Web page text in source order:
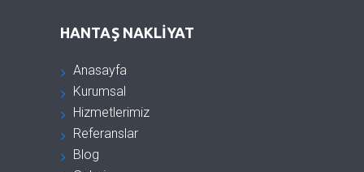
HANTAŞ NAKLIYAT
Anasayfa
Kurumsal
Hizmetlerimiz
Referanslar
Blog